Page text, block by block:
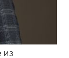
из